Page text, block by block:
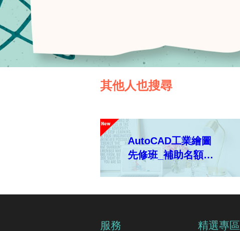
其他人也搜尋
AutoCAD工業繪圖
先修班_補助名額限
50名
服務 精選專區